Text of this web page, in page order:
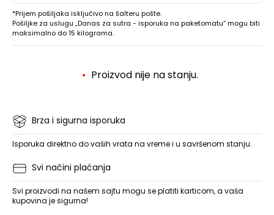
*Prijem pošiljaka isključivo na šalteru pošte.
Pošiljke za uslugu „Danas za sutra - isporuka na paketomatu“ mogu biti
maksimalno do 15 kilograma.
Proizvod nije na stanju.
Brza i sigurna isporuka
Isporuka direktno do vaših vrata na vreme i u savršenom stanju.
Svi načini plaćanja
Svi proizvodi na našem sajtu mogu se platiti karticom, a vaša
kupovina je sigurna!